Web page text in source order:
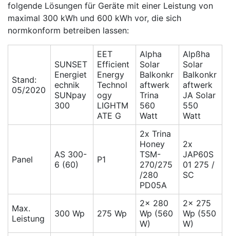
folgende Lösungen für Geräte mit einer Leistung von
maximal 300 kWh und 600 kWh vor, die sich
normkonform betreiben lassen:
Stand:
05/2020
SUNSET
Energiet
echnik
SUNpay
300
EET
Efficient
Energy
Technol
ogy
LIGHTM
ATE G
Alpha
Solar
Balkonkr
aftwerk
Trina
560
Watt
Alpßha
Solar
Balkonkr
aftwerk
JA Solar
550
Watt
Panel
AS 300-
6 (60)
P1
2x Trina
Honey
TSM-
270/275
/280
PD05A
2x
JAP60S
01 275 /
SC
Max.
Leistung
300 Wp 275 Wp
2x 280
Wp (560
W)
2x 275
Wp (550
W)